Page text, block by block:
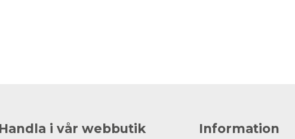
Handla i vår webbutik Information